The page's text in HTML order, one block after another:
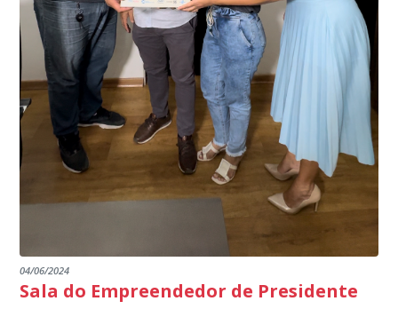
Fontão.
04/06/2024
Sala do Empreendedor de Presidente